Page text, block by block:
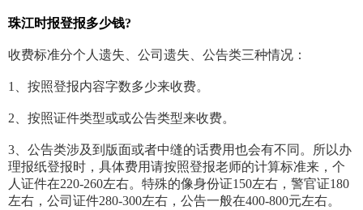
珠江时报登报多少钱?
收费标准分个人遗失、公司遗失、公告类三种情况：
1、按照登报内容字数多少来收费。
2、按照证件类型或或公告类型来收费。
3、公告类涉及到版面或者中缝的话费用也会有不同。所以办
理报纸登报时，具体费用请按照登报老师的计算标准来，个
人证件在220-260左右。特殊的像身份证150左右，警官证180
左右，公司证件280-300左右，公告一般在400-800元左右。